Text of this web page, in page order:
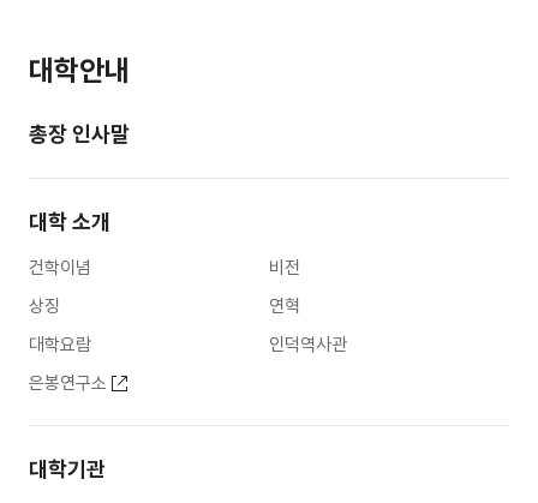
대학안내
총장 인사말
대학 소개
건학이념
비전
상징
연혁
대학요람
인덕역사관
은봉연구소
대학기관